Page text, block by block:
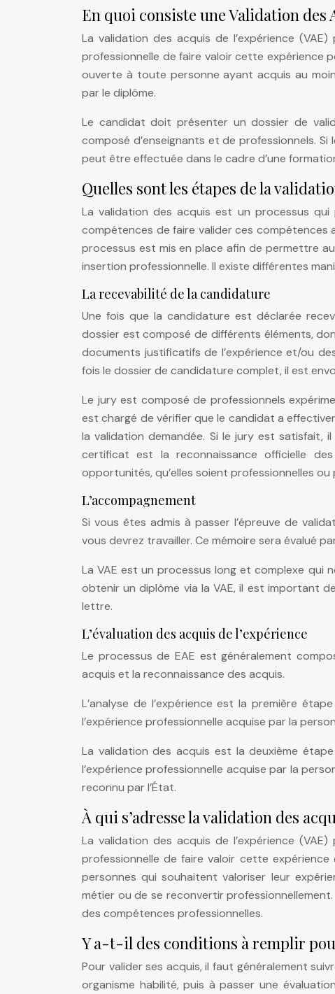
En quoi consiste une Validation des
La validation des acquis de l’expérience
professionnelle de faire valoir cette expérience
ouverte à toute personne ayant acquis au
par le diplôme.
Le candidat doit présenter un dossier de
composé d’enseignants et de professionnels.
peut être effectuée dans le cadre d’une
Quelles sont les étapes de la
La validation des acquis est un processus
compétences de faire valider ces
processus est mis en place afin de permettre
insertion professionnelle. Il existe différentes
La recevabilité de la candidature
Une fois que la candidature est déclarée
dossier est composé de différents éléments,
documents justificatifs de l’expérience et/ou
fois le dossier de candidature complet, il est
Le jury est composé de professionnels
est chargé de vérifier que le candidat a
la validation demandée. Si le jury est satisfait,
certificat est la reconnaissance officielle
opportunités, qu’elles soient professionnelles ou
L’accompagnement
Si vous êtes admis à passer l’épreuve de
vous devrez travailler. Ce mémoire sera évalué
La VAE est un processus long et complexe qui
obtenir un diplôme via la VAE, il est important
lettre.
L’évaluation des acquis de l’expérience
Le processus de EAE est généralement
acquis et la reconnaissance des acquis.
L’analyse de l’expérience est la première
l’expérience professionnelle acquise par la
La validation des acquis est la deuxième
l’expérience professionnelle acquise par la
reconnu par l’État.
À qui s’adresse la validation des
La validation des acquis de l’expérience
professionnelle de faire valoir cette expérience
personnes qui souhaitent valoriser leur
métier ou de se reconvertir
des compétences professionnelles.
Y a-t-il des conditions à remplir
Pour valider ses acquis, il faut généralement
organisme habilité, puis à passer une